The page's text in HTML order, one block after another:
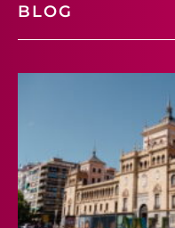
BLOG